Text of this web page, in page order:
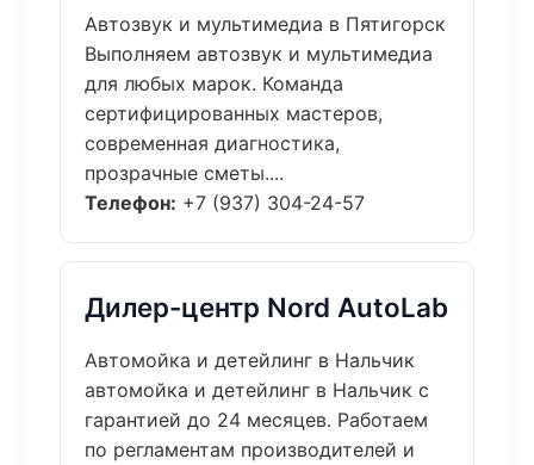
Автозвук и мультимедиа в Пятигорск
Выполняем автозвук и мультимедиа
для любых марок. Команда
сертифицированных мастеров,
современная диагностика,
прозрачные сметы....
Телефон: +7 (937) 304-24-57
Дилер-центр Nord AutoLab
Автомойка и детейлинг в Нальчик
автомойка и детейлинг в Нальчик с
гарантией до 24 месяцев. Работаем
по регламентам производителей и